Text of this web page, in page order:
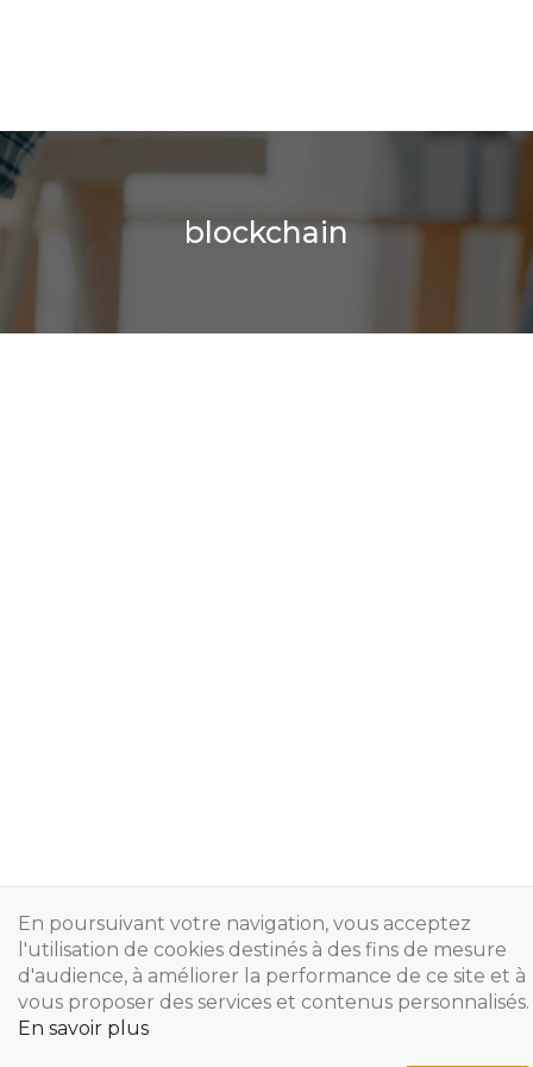
blockchain
En poursuivant votre navigation, vous acceptez
l'utilisation de cookies destinés à des fins de mesure
d'audience, à améliorer la performance de ce site et à
vous proposer des services et contenus personnalisés.
En savoir plus